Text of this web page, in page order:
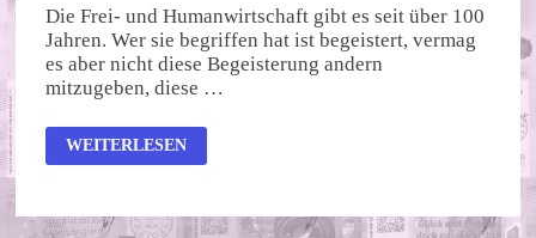
Die Frei- und Humanwirtschaft gibt es seit über 100
Jahren. Wer sie begriffen hat ist begeistert, vermag
es aber nicht diese Begeisterung andern
mitzugeben, diese …
INTERVIEW
MIT
EIGENWERBUNG?
WEITERLESEN